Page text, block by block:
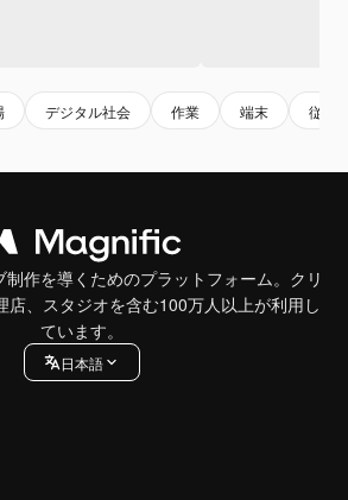
デジタル社会 作業 端末 従業
作を導くためのプラットフォーム。クリ
店、スタジオを含む100万人以上が利用し
ています。
日本語